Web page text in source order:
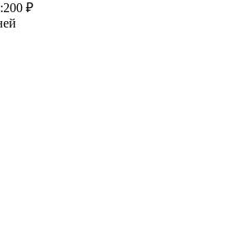
:200 ₽